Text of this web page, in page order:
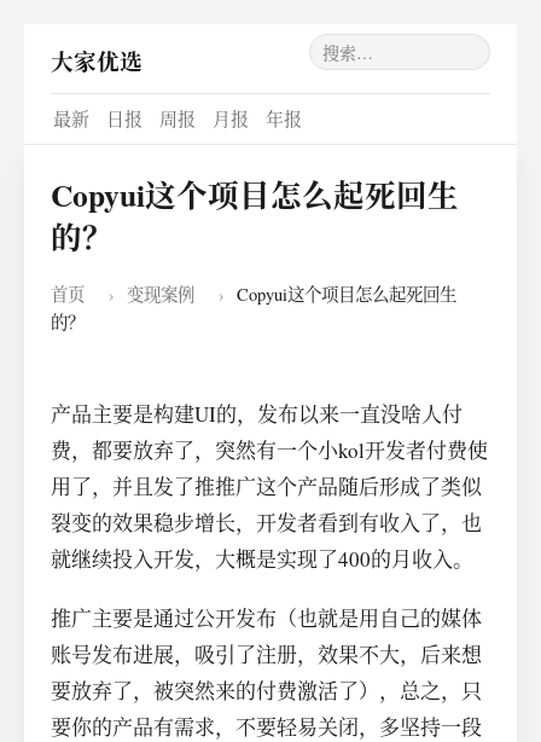
大家优选
最新 日报 周报 月报 年报
Copyui这个项目怎么起死回生
的？
首页 › 变现案例 ›
Copyui这个项目怎么起死回生
的？
​产品主要是构建UI的，发布以来一直没啥人付
费，都要放弃了，突然有一个小kol开发者付费使
用了，并且发了推推广这个产品随后形成了类似
裂变的效果稳步增长，开发者看到有收入了，也
就继续投入开发，大概是实现了400的月收入。
推广主要是通过公开发布（也就是用自己的媒体
账号发布进展，吸引了注册，效果不大，后来想
要放弃了，被突然来的付费激活了），总之，只
要你的产品有需求，不要轻易关闭，多坚持一段